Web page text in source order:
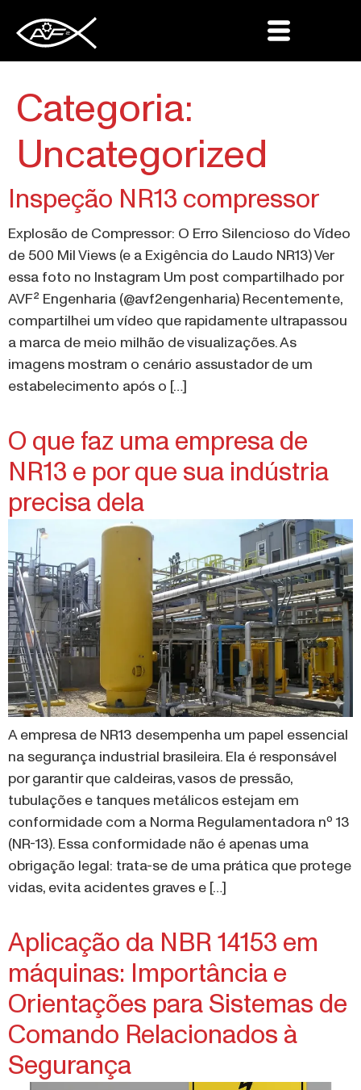
Categoria:
Uncategorized
Inspeção NR13 compressor
Explosão de Compressor: O Erro Silencioso do Vídeo
de 500 Mil Views (e a Exigência do Laudo NR13) Ver
essa foto no Instagram Um post compartilhado por
AVF² Engenharia (@avf2engenharia) Recentemente,
compartilhei um vídeo que rapidamente ultrapassou
a marca de meio milhão de visualizações. As
imagens mostram o cenário assustador de um
estabelecimento após o […]
O que faz uma empresa de
NR13 e por que sua indústria
precisa dela
A empresa de NR13 desempenha um papel essencial
na segurança industrial brasileira. Ela é responsável
por garantir que caldeiras, vasos de pressão,
tubulações e tanques metálicos estejam em
conformidade com a Norma Regulamentadora nº 13
(NR-13). Essa conformidade não é apenas uma
obrigação legal: trata-se de uma prática que protege
vidas, evita acidentes graves e […]
Aplicação da NBR 14153 em
máquinas: Importância e
Orientações para Sistemas de
Comando Relacionados à
Segurança